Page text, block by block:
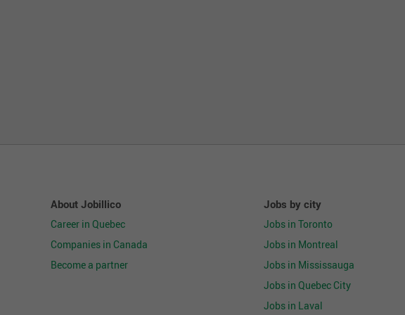
About Jobillico
Career in Quebec
Companies in Canada
Become a partner
Jobs by city
Jobs in Toronto
Jobs in Montreal
Jobs in Mississauga
Jobs in Quebec City
Jobs in Laval